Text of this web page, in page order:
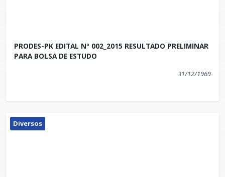
PRODES-PK EDITAL Nº 002_2015 RESULTADO PRELIMINAR
PARA BOLSA DE ESTUDO
31/12/1969
Diversos